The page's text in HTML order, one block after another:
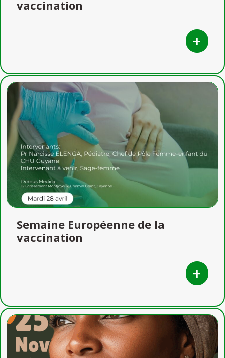
vaccination
+
Semaine Européenne de la
vaccination
+